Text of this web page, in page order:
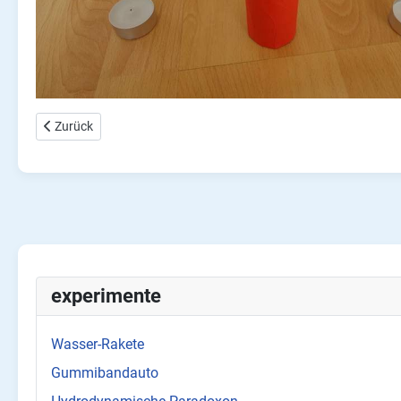
experimente
Wasser-Rakete
Gummibandauto
Vorheriger Beitrag: MINT Experiment und Basteln für Kinder, der
Zurück